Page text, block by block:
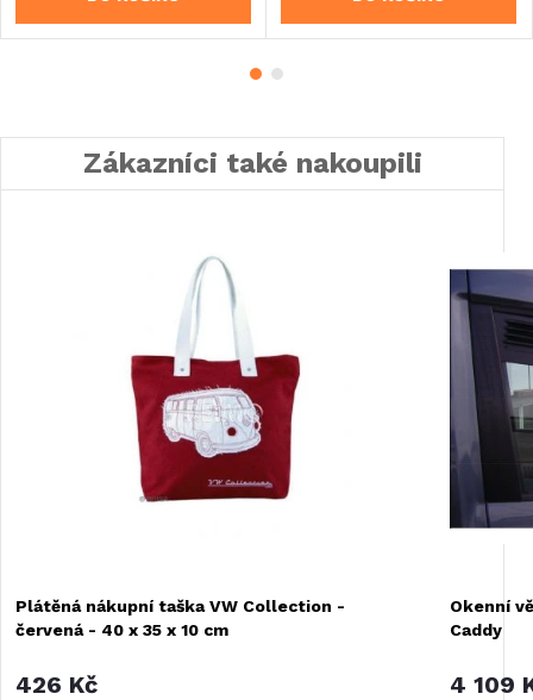
Zákazníci také nakoupili
Plátěná nákupní taška VW Collection -
červená - 40 x 35 x 10 cm
426 Kč
Okenní
Caddy
4 109